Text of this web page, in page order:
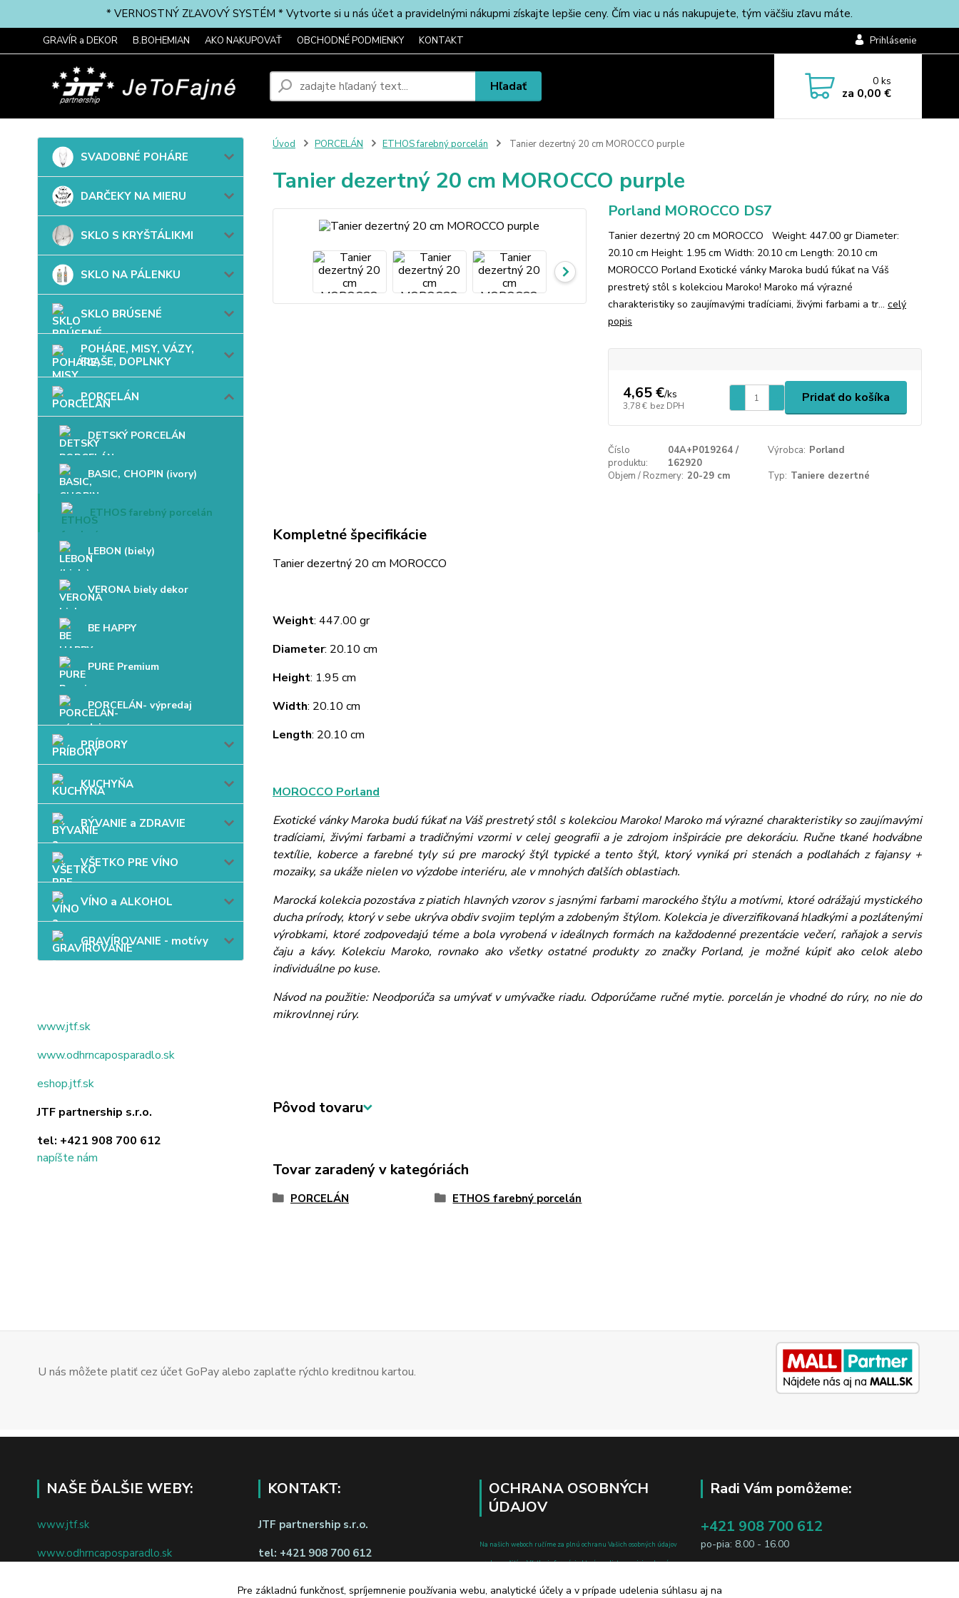
* VERNOSTNÝ ZĽAVOVÝ SYSTÉM * Vytvorte si u nás účet a pravidelnými nákupmi získajte lepšie ceny. Čím viac u nás nakupujete, tým väčšiu zľavu máte.
GRAVÍR a DEKOR B.BOHEMIAN AKO NAKUPOVAŤ OBCHODNÉ PODMIENKY KONTAKT Prihlásenie
Hľadať 0ks
za 0,00 €
SVADOBNÉ POHÁRE
DARČEKY NA MIERU
SKLO S KRYŠTÁLIKMI
SKLO NA PÁLENKU
SKLO BRÚSENÉ
POHÁRE, MISY, VÁZY,
FĽAŠE, DOPLNKY
PORCELÁN
DETSKÝ PORCELÁN
BASIC, CHOPIN (ivory)
ETHOS farebný porcelán
LEBON (biely)
VERONA biely dekor
BE HAPPY
PURE Premium
PORCELÁN- výpredaj
PRÍBORY
KUCHYŇA
BÝVANIE a ZDRAVIE
VŠETKO PRE VÍNO
VÍNO a ALKOHOL
GRAVÍROVANIE - motívy
www.jtf.sk
www.odhrncaposparadlo.sk
eshop.jtf.sk
JTF partnership s.r.o.
tel: +421 908 700 612
napíšte nám
Úvod PORCELÁN ETHOS farebný porcelán Tanier dezertný 20 cm MOROCCO purple
Tanier dezertný 20 cm MOROCCO purple
Porland MOROCCO DS7
Tanier dezertný 20 cm MOROCCO Weight: 447.00 gr Diameter:
20.10 cm Height: 1.95 cm Width: 20.10 cm Length: 20.10 cm
MOROCCO Porland Exotické vánky Maroka budú fúkať na Váš
prestretý stôl s kolekciou Maroko! Maroko má výrazné
charakteristiky so zaujímavými tradíciami, živými farbami a tr... celý
popis
4,65 €/ks
3,78 € bez DPH
Pridať do košíka
Číslo
produktu:
04A+P019264 /
162920
Výrobca: Porland
Objem / Rozmery: 20-29 cm Typ: Taniere dezertné
Kompletné špecifikácie
Tanier dezertný 20 cm MOROCCO
Weight: 447.00 gr
Diameter: 20.10 cm
Height: 1.95 cm
Width: 20.10 cm
Length: 20.10 cm
MOROCCO Porland
Exotické vánky Maroka budú fúkať na Váš prestretý stôl s kolekciou Maroko! Maroko má výrazné charakteristiky so zaujímavými
tradíciami, živými farbami a tradičnými vzormi v celej geografii a je zdrojom inšpirácie pre dekoráciu. Ručne tkané hodvábne
textílie, koberce a farebné tyly sú pre marocký štýl typické a tento štýl, ktorý vyniká pri stenách a podlahách z fajansy +
mozaiky, sa ukáže nielen vo výzdobe interiéru, ale v mnohých ďalších oblastiach.
Marocká kolekcia pozostáva z piatich hlavných vzorov s jasnými farbami marockého štýlu a motívmi, ktoré odrážajú mystického
ducha prírody, ktorý v sebe ukrýva obdiv svojim teplým a zdobeným štýlom. Kolekcia je diverzifikovaná hladkými a pozlátenými
výrobkami, ktoré zodpovedajú téme a bola vyrobená v ideálnych formách na každodenné prezentácie večerí, raňajok a servis
čaju a kávy. Kolekciu Maroko, rovnako ako všetky ostatné produkty zo značky Porland, je možné kúpiť ako celok alebo
individuálne po kuse.
Návod na použitie: Neodporúča sa umývať v umývačke riadu. Odporúčame ručné mytie. porcelán je vhodné do rúry, no nie do
mikrovlnnej rúry.
Pôvod tovaru
Tovar zaradený v kategóriách
PORCELÁN ETHOS farebný porcelán
U nás môžete platiť cez účet GoPay alebo zaplaťte rýchlo kreditnou kartou.
NAŠE ĎALŠIE WEBY:
www.jtf.sk
www.odhrncaposparadlo.sk
KONTAKT:
JTF partnership s.r.o.
tel: +421 908 700 612
napíšte nám
OCHRANA OSOBNÝCH
ÚDAJOV
Na našich weboch ručíme za plnú ochranu Vašich osobných údajov
pred zneužitím. Všetky informácie, ktoré uvediete o svojej osobe, sú
Radi Vám pomôžeme:
+421 908 700 612
po-pia: 8.00 - 16.00
Pre základnú funkčnosť, spríjemnenie používania webu, analytické účely a v prípade udelenia súhlasu aj na